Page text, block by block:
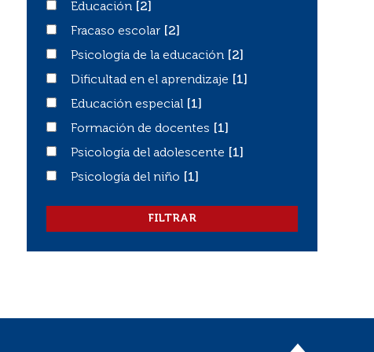
Educación
Educación
[2]
Fracaso escolar
Fracaso escolar
[2]
Psicología de la educación
Psicología de la educación
[2]
Dificultad en el aprendizaje
Dificultad en el aprendizaje
[1]
Educación especial
Educación especial
[1]
Formación de docentes
Formación de docentes
[1]
Psicología del adolescente
Psicología del adolescente
[1]
Psicología del niño
Psicología del niño [1]